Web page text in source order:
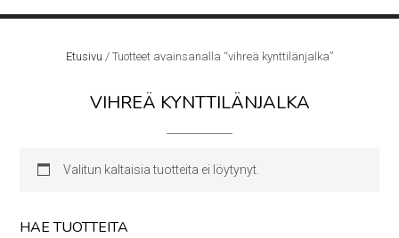
Etusivu / Tuotteet avainsanalla “vihreä kynttilänjalka”
VIHREÄ KYNTTILÄNJALKA
Valitun kaltaisia tuotteita ei löytynyt.
HAE TUOTTEITA